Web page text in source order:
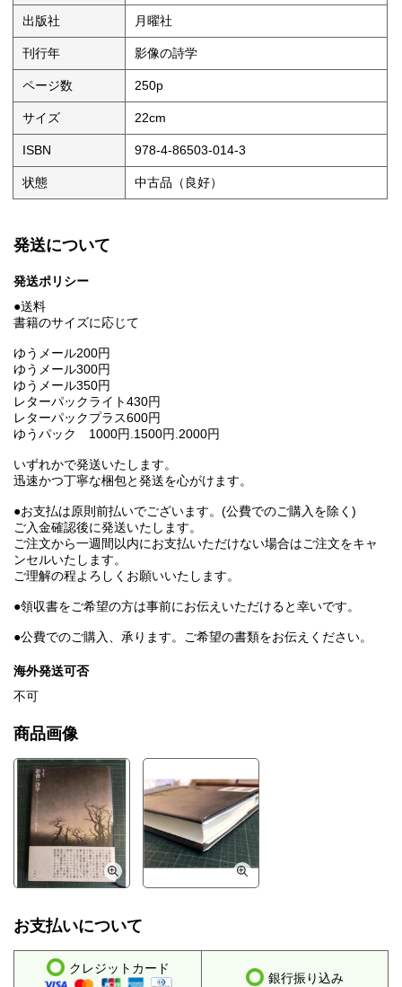
出版社 月曜社
刊行年 影像の詩学
ページ数 250p
サイズ 22cm
ISBN 978-4-86503-014-3
状態 中古品（良好）
発送について
発送ポリシー
●送料
書籍のサイズに応じて
ゆうメール200円
ゆうメール300円
ゆうメール350円
レターパックライト430円
レターパックプラス600円
ゆうパック 1000円.1500円.2000円
いずれかで発送いたします。
迅速かつ丁寧な梱包と発送を心がけます。
●お支払は原則前払いでございます。(公費でのご購入を除く)
ご入金確認後に発送いたします。
ご注文から一週間以内にお支払いただけない場合はご注文をキャ
ンセルいたします。
ご理解の程よろしくお願いいたします。
●領収書をご希望の方は事前にお伝えいただけると幸いです。
●公費でのご購入、承ります。ご希望の書類をお伝えください。
海外発送可否
不可
商品画像
お支払いについて
クレジットカード
銀行振り込み